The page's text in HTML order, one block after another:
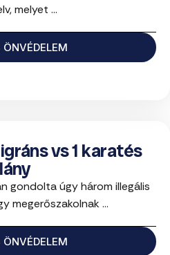
melyet ...
vs 1 karatés
lány
gondolta úgy három illegális
megerőszakolnak ...